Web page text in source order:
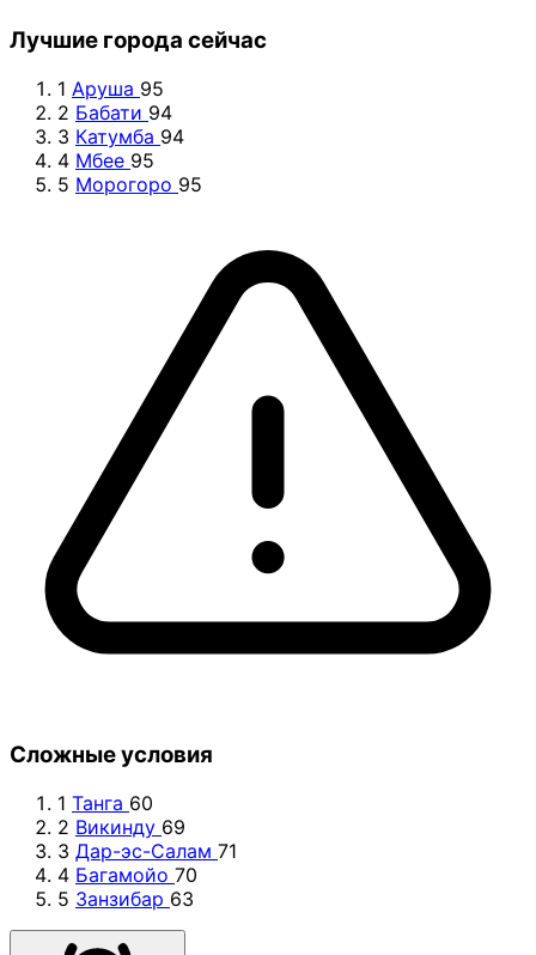
Лучшие города сейчас
1 Аруша 95
2 Бабати 94
3 Катумба 94
4 Мбее 95
5 Морогоро 95
Сложные условия
1 Танга 60
2 Викинду 69
3 Дар-эс-Салам 71
4 Багамойо 70
5 Занзибар 63